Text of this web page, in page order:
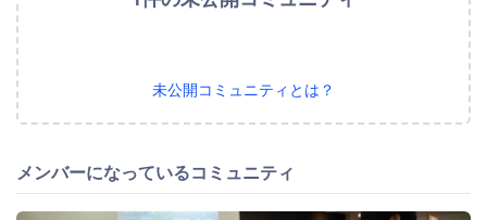
未公開コミュニティとは？
メンバーになっているコミュニティ